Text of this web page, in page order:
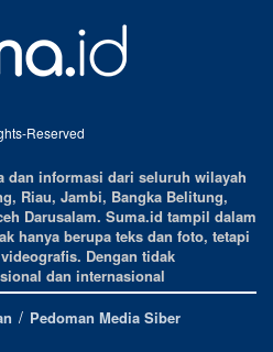
Reserved
dan informasi dari seluruh wilayah
Riau, Jambi, Bangka Belitung,
Darusalam. Suma.id tampil dalam
hanya berupa teks dan foto, tetapi
Dengan tidak
dan internasional
Pedoman Media Siber